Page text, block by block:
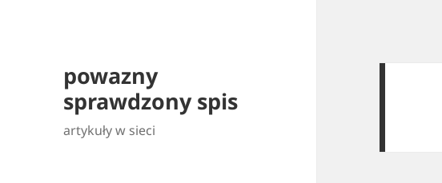
powazny
sprawdzony spis
artykuły w sieci